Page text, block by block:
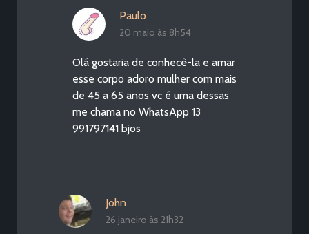
Paulo
20 maio às 8h54
Olá gostaria de conhecê-la e amar
esse corpo adoro mulher com mais
de 45 a 65 anos vc é uma dessas
me chama no WhatsApp 13
991797141 bjos
John
26 janeiro às 21h32